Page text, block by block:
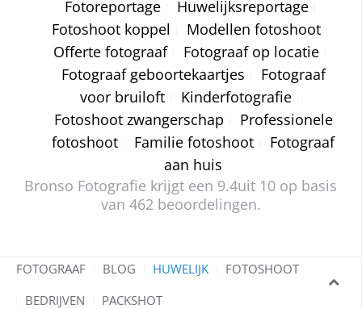
Fotoreportage
Huwelijksreportage
Fotoshoot koppel
Modellen fotoshoot
Offerte fotograaf
Fotograaf op locatie
Fotograaf geboortekaartjes
Fotograaf
voor bruiloft
Kinderfotografie
Fotoshoot zwangerschap
Professionele
fotoshoot
Familie fotoshoot
Fotograaf
aan huis
Bronso Fotografie krijgt een 9.4uit 10 op basis
van 462 beoordelingen.
FOTOGRAAF BLOG HUWELIJK
FOTOSHOOT
BEDRIJVEN
PACKSHOT